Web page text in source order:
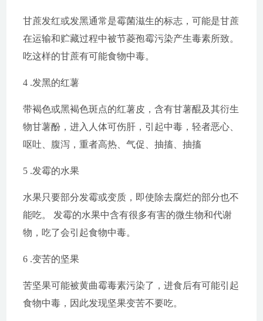
甘蔗发红或发黑通常是霉菌滋生的标志，可能是甘蔗
在运输和贮藏过程中被节菱孢霉污染产生毒素所致。
吃这样的甘蔗有可能食物中毒。
4 .发黑的红薯
带褐色或黑褐色斑点的红薯皮，含有甘薯醌及其衍生
物甘薯酚，进入人体可伤肝，引起中毒，轻者恶心、
呕吐、腹泻，重者高热、气促、抽搐、抽搐
5 .发霉的水果
水果只要部分发霉或变质，即使除去腐烂的部分也不
能吃。 发霉的水果中含有很多有害的微生物和代谢
物，吃了会引起食物中毒。
6 .变苦的坚果
苦坚果可能被黄曲霉毒素污染了，进食后有可能引起
食物中毒，因此发现坚果变苦不要吃。